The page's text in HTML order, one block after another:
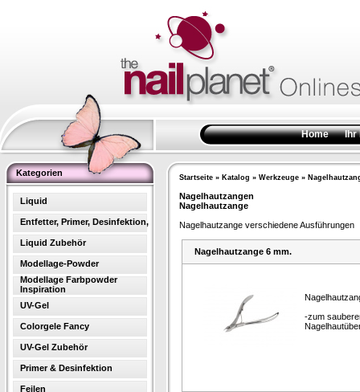
Home Ihr
Kategorien
Liquid
Entfetter, Primer, Desinfektion,
Liquid Zubehör
Modellage-Powder
Modellage Farbpowder
Inspiration
UV-Gel
Colorgele Fancy
UV-Gel Zubehör
Primer & Desinfektion
Feilen
Startseite » Katalog » Werkzeuge »
Nagelhautzangen
Nagelhautzange
Nagelhautzange verschiedene Ausführungen
Nagelhautzange 6 mm.
-zum